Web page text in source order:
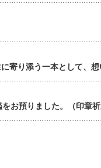
寄り添う一本として、
お預りました。（印章祈